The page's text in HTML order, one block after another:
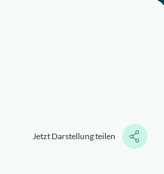
Jetzt Darstellung teilen